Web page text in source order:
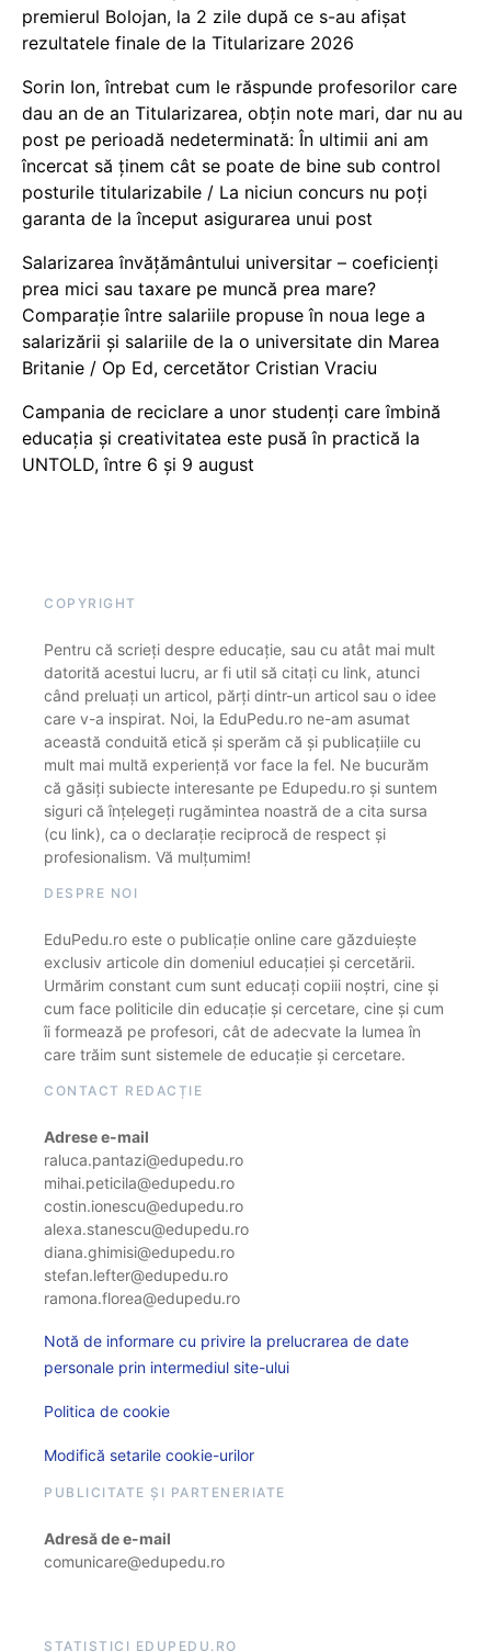
premierul Bolojan, la 2 zile după ce s-au afișat
rezultatele finale de la Titularizare 2026
Sorin Ion, întrebat cum le răspunde profesorilor care
dau an de an Titularizarea, obțin note mari, dar nu au
post pe perioadă nedeterminată: În ultimii ani am
încercat să ținem cât se poate de bine sub control
posturile titularizabile / La niciun concurs nu poți
garanta de la început asigurarea unui post
Salarizarea învățământului universitar – coeficienți
prea mici sau taxare pe muncă prea mare?
Comparație între salariile propuse în noua lege a
salarizării și salariile de la o universitate din Marea
Britanie / Op Ed, cercetător Cristian Vraciu
Campania de reciclare a unor studenți care îmbină
educația și creativitatea este pusă în practică la
UNTOLD, între 6 și 9 august
COPYRIGHT
Pentru că scrieți despre educație, sau cu atât mai mult
datorită acestui lucru, ar fi util să citați cu link, atunci
când preluați un articol, părți dintr-un articol sau o idee
care v-a inspirat. Noi, la EduPedu.ro ne-am asumat
această conduită etică și sperăm că și publicațiile cu
mult mai multă experiență vor face la fel. Ne bucurăm
că găsiți subiecte interesante pe Edupedu.ro și suntem
siguri că înțelegeți rugămintea noastră de a cita sursa
(cu link), ca o declarație reciprocă de respect și
profesionalism. Vă mulțumim!
DESPRE NOI
EduPedu.ro este o publicație online care găzduiește
exclusiv articole din domeniul educației și cercetării.
Urmărim constant cum sunt educați copiii noștri, cine și
cum face politicile din educație și cercetare, cine și cum
îi formează pe profesori, cât de adecvate la lumea în
care trăim sunt sistemele de educație și cercetare.
CONTACT REDACȚIE
Adrese e-mail
raluca.pantazi@edupedu.ro
mihai.peticila@edupedu.ro
costin.ionescu@edupedu.ro
alexa.stanescu@edupedu.ro
diana.ghimisi@edupedu.ro
stefan.lefter@edupedu.ro
ramona.florea@edupedu.ro
Notă de informare cu privire la prelucrarea de date
personale prin intermediul site-ului
Politica de cookie
Modifică setarile cookie-urilor
PUBLICITATE ȘI PARTENERIATE
Adresă de e-mail
comunicare@edupedu.ro
STATISTICI EDUPEDU.RO